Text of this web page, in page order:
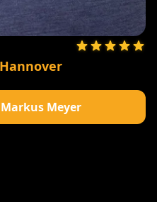
Meyer